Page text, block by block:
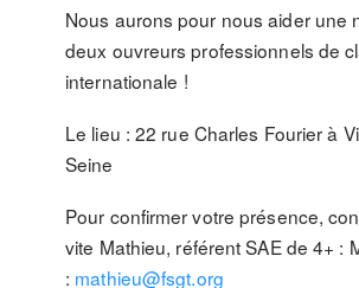
Nous aurons pour nous aider une
deux ouvreurs professionnels de
internationale !
Le lieu : 22 rue Charles Fourier à
Seine
Pour confirmer votre présence,
vite Mathieu, référent SAE de 4+ :
: mathieu@fsgt.org